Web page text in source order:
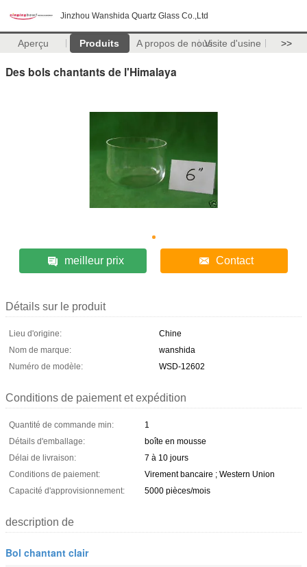
Jinzhou Wanshida Quartz Glass Co.,Ltd
Aperçu Produits A propos de nousVisite d'usine >>
Des bols chantants de l'Himalaya
meilleur prix Contact
Détails sur le produit
Lieu d'origine:
Chine
Nom de marque:
wanshida
Numéro de modèle:
WSD-12602
Conditions de paiement et expédition
Quantité de commande min:
1
Détails d'emballage:
boîte en mousse
Délai de livraison:
7 à 10 jours
Conditions de paiement:
Virement bancaire ; Western Union
Capacité d'approvisionnement:
5000 pièces/mois
description de
Bol chantant clair